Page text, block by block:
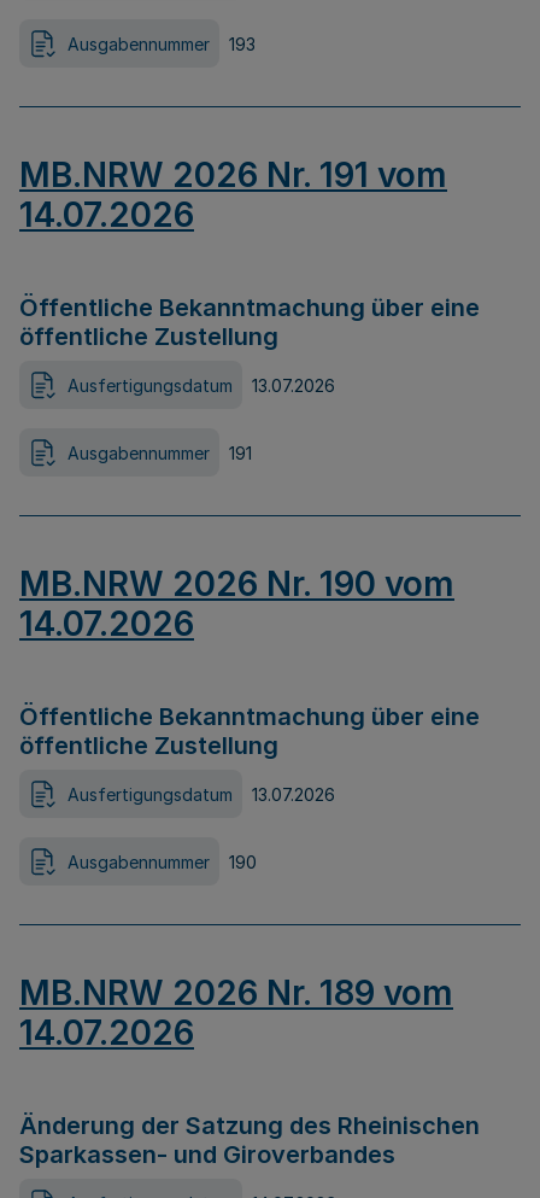
Ausgabennummer 193
MB.NRW 2026 Nr. 191 vom
14.07.2026
Öffentliche Bekanntmachung über eine
öffentliche Zustellung
Ausfertigungsdatum 13.07.2026
Ausgabennummer 191
MB.NRW 2026 Nr. 190 vom
14.07.2026
Öffentliche Bekanntmachung über eine
öffentliche Zustellung
Ausfertigungsdatum 13.07.2026
Ausgabennummer 190
MB.NRW 2026 Nr. 189 vom
14.07.2026
Änderung der Satzung des Rheinischen
Sparkassen- und Giroverbandes